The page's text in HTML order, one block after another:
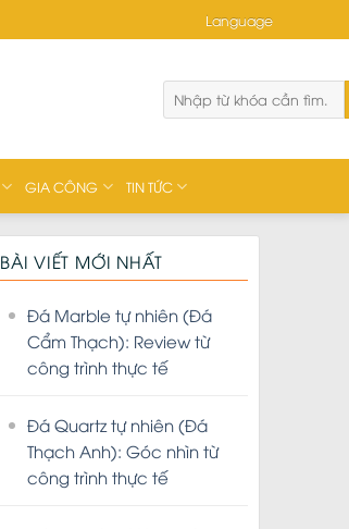
GIA CÔNG TIN TỨC
BÀI VIẾT MỚI NHẤT
Đá Marble tự nhiên (Đá
Cẩm Thạch): Review từ
công trình thực tế
Đá Quartz tự nhiên (Đá
Thạch Anh): Góc nhìn từ
công trình thực tế
Language